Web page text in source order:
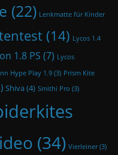
(22) Lenkmatte für Kinder
(14) Lycos 1.4
1.8 PS (7) Lycos
Hype Play 1.9 (3) Prism Kite
Shiva(4) Smithi Pro (3)
(34) Vierleiner(3)